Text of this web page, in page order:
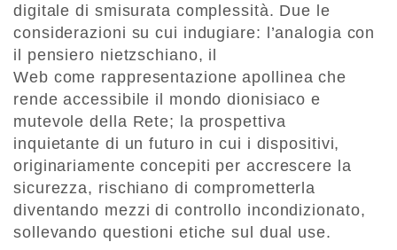
digitale di smisurata complessità. Due le
considerazioni su cui indugiare: l’analogia con
il pensiero nietzschiano, il
Web come rappresentazione apollinea che
rende accessibile il mondo dionisiaco e
mutevole della Rete; la prospettiva
inquietante di un futuro in cui i dispositivi,
originariamente concepiti per accrescere la
sicurezza, rischiano di comprometterla
diventando mezzi di controllo incondizionato,
sollevando questioni etiche sul dual use.